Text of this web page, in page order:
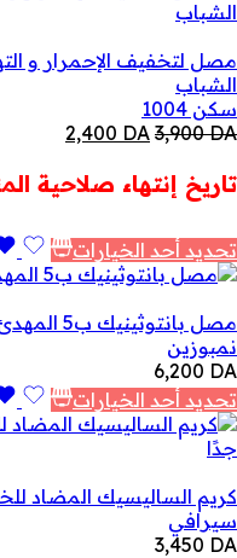
مصل لتخفيف الإحمرار و
الشباب
سكن 1004
3,900DA
السعر
هو:
3,900 DA.
2,400 DA
السعر
هو:
2,400 DA.
تاريخ إنتهاء صلاحية
تحديد أحد الخيارات
مصل بانتوثينيك ب5 المهدئ النشط
نمبوزين
6,200 DA
تحديد أحد الخيارات
كريم الساليسيك المضاد
سيرافي
3,450 DA